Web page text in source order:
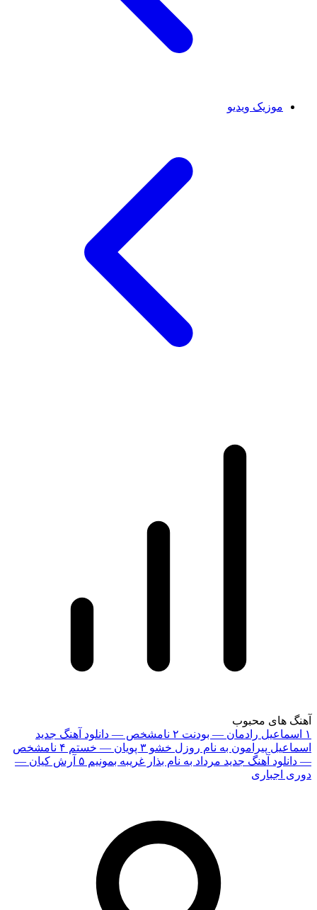
موزیک ویدیو
آهنگ های محبوب
۱
اسماعیل رادمان — بودنت ۲ نامشخص — دانلود آهنگ جدید
اسماعیل پیرامون به نام روزل خشو ۳ پویان — خستم ۴ نامشخص
— دانلود آهنگ جدید مرداد به نام بذار غریبه بمونیم ۵ آرش کیان —
دوری اجباری